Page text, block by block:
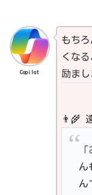
Copilot
もち
くな
励まし
👨‍🌾
ん
ん